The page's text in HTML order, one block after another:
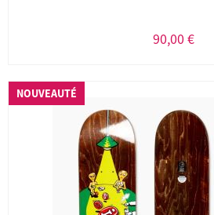
90,00 €
NOUVEAUTÉ